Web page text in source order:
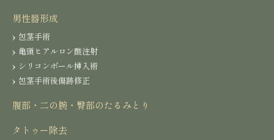
男性器形成
包茎手術
亀頭ヒアルロン酸注射
シリコンボール挿入術
包茎手術後傷跡修正
腹部・二の腕・臀部のたるみとり
タトゥー除去